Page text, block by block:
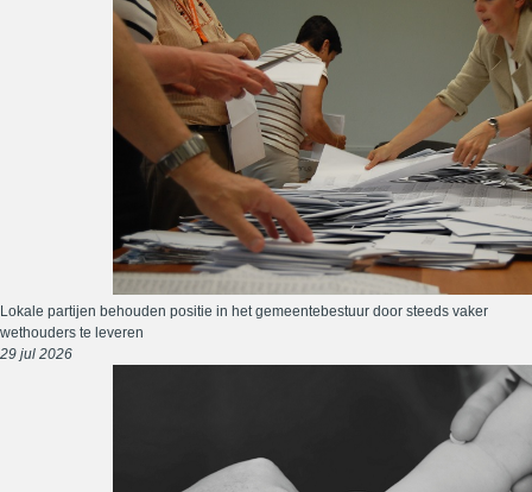
Lokale partijen behouden positie in het gemeentebestuur door steeds vaker
wethouders te leveren
29 jul 2026